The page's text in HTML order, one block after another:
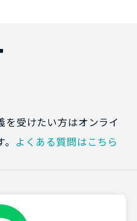
受けたい方はオンライ
よくある質問はこちら